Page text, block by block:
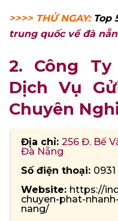
>>>> THỬ NGAY: Top
trung quốc về đà
2. Công
Dịch Vụ
Chuyên
Địa chỉ: 256 Đ. Bế
Đà Nẵng
Số điện thoại:
Website: https://
chuyen-phat-
nang/